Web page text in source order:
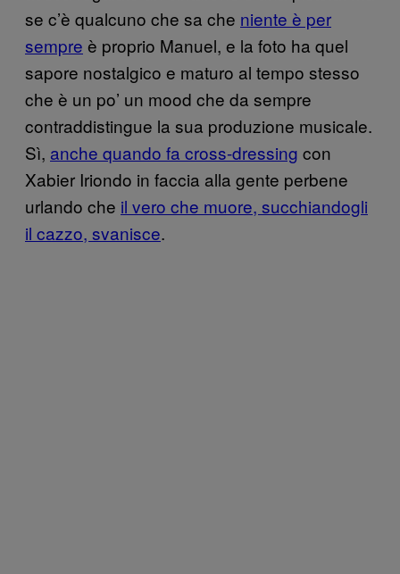
se c’è qualcuno che sa che niente è per
sempre è proprio Manuel, e la foto ha quel
sapore nostalgico e maturo al tempo stesso
che è un po’ un mood che da sempre
contraddistingue la sua produzione musicale.
Sì, anche quando fa cross-dressing con
Xabier Iriondo in faccia alla gente perbene
urlando che il vero che muore, succhiandogli
il cazzo, svanisce.